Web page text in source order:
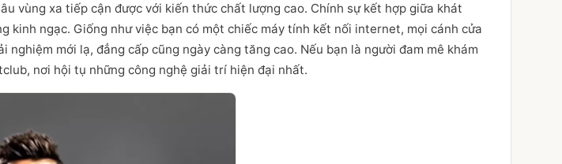
vùng xa tiếp cận được với kiến thức chất lượng cao. Chính sự kết hợp giữa khát
kinh ngạc. Giống như việc bạn có một chiếc máy tính kết nối internet, mọi cánh cửa
mới lạ, đẳng cấp cũng ngày càng tăng cao. Nếu bạn là người đam mê khám
nơi hội tụ những công nghệ giải trí hiện đại nhất.